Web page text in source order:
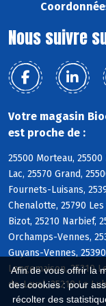
Afin de vous offrir la
des cookies : pour
récolter des
Nous suivre
Votre magasin
est proche de :
25500 Morteau,
Lac, 25570 Grand,
Fournets-Luisans,
Chenalotte, 25790 Les
Bizot, 25210 Narbief,
Orchamps-Vennes,
Guyans-Vennes,
Longemaison, 25210
de-Laval, 25210 Le